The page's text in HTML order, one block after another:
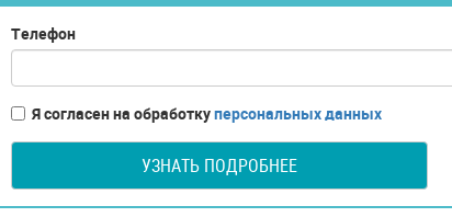
Телефон
Я согласен на обработкуперсональных данных
УЗНАТЬ ПОДРОБНЕЕ